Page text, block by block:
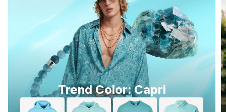
Trend Color: Capri